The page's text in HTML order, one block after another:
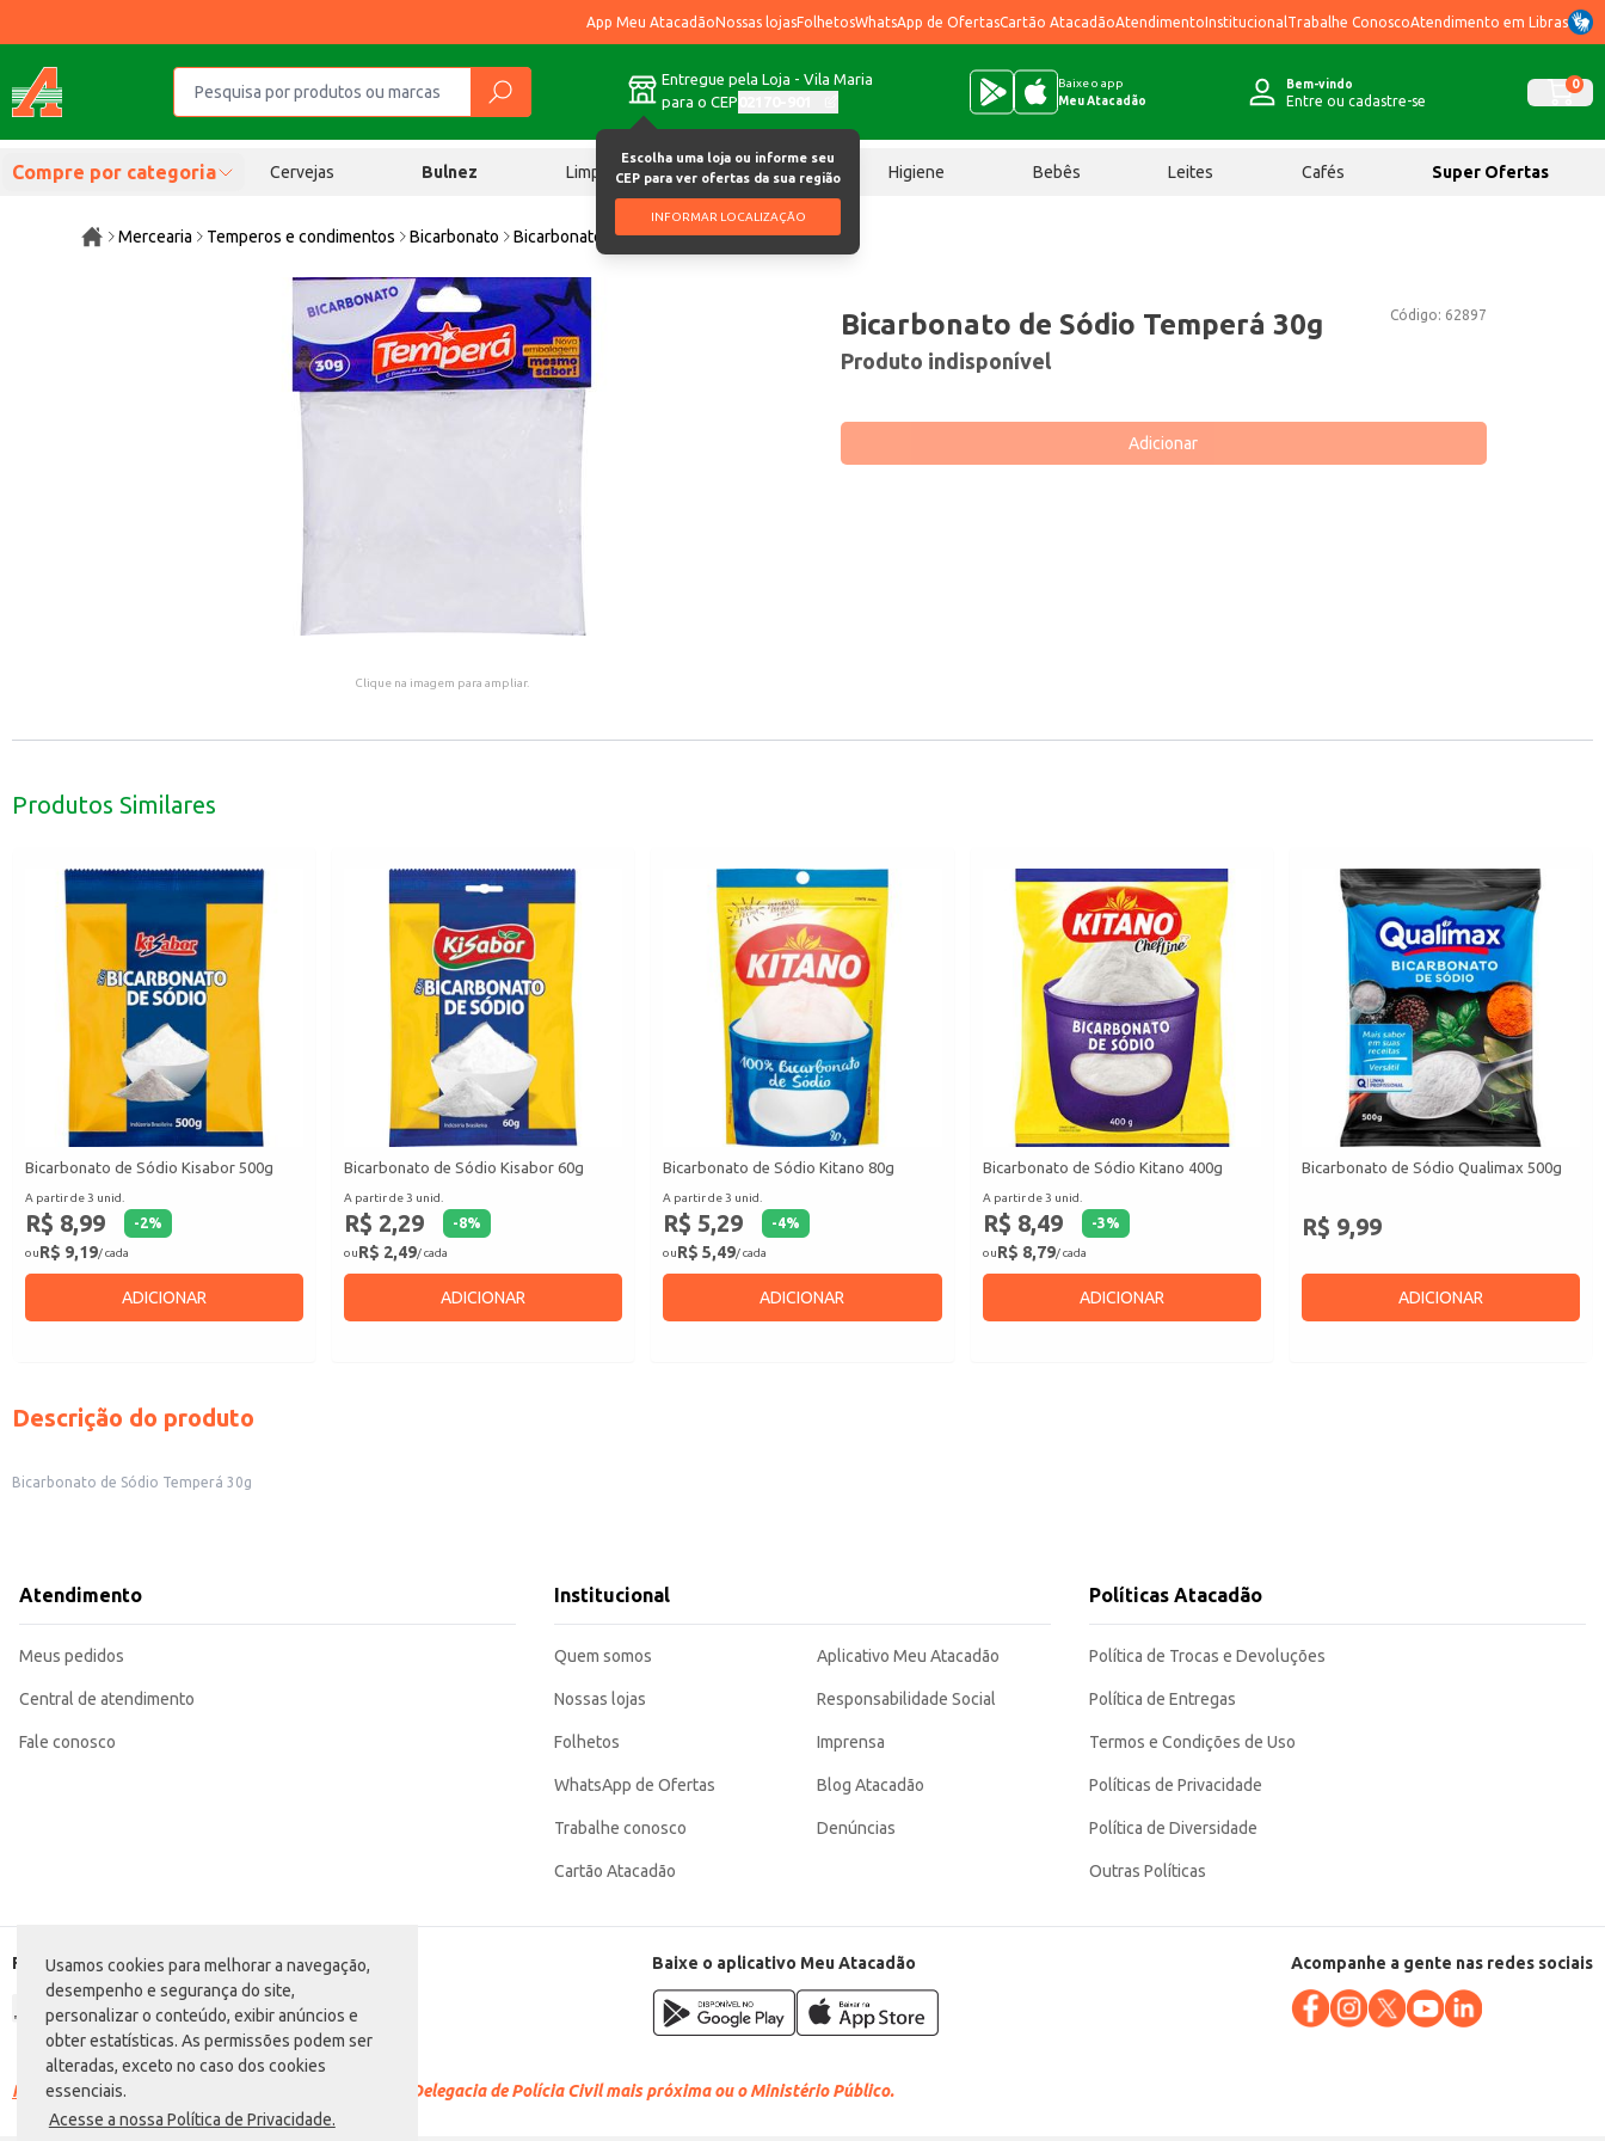
Usamos cookies para melhorar a navegação,
desempenho e segurança do site,
personalizar o conteúdo, exibir anúncios e
obter estatísticas. As permissões podem ser
alteradas, exceto no caso dos cookies
essenciais.
Acesse a nossa Política de Privacidade.
App Meu AtacadãoNossas lojasFolhetosWhatsApp de OfertasCartão AtacadãoAtendimentoInstitucional Trabalhe ConoscoAtendimento em Libras
Entregue pela Loja - Vila Maria
para o CEP
Escolha uma loja ou informe seu
CEP para ver ofertas da sua região
INFORMAR LOCALIZAÇÃO
Baixe o app
Meu Atacadão
Bem-vindo
Entre ou cadastre-se
0
Compre por categoria Cervejas Bulnez Limpeza Chocolates Higiene Bebês Leites Cafés Super Ofertas
Mercearia Temperos e condimentos Bicarbonato Bicarbonato de Sódio Temperá 30g
Clique na imagem para ampliar.
Código: 62897
Bicarbonato de Sódio Temperá 30g
Produto indisponível
Adicionar
Produtos Similares
Bicarbonato de Sódio Kisabor 500g
A partir de 3 unid.
R$ 8,99 -2%
ouR$ 9,19/ cada
ADICIONAR
Bicarbonato de Sódio Kisabor 60g
A partir de 3 unid.
R$ 2,29 -8%
ouR$ 2,49/ cada
ADICIONAR
Bicarbonato de Sódio Kitano 80g
A partir de 3 unid.
R$ 5,29 -4%
ouR$ 5,49/ cada
ADICIONAR
Bicarbonato de Sódio Kitano 400g
A partir de 3 unid.
R$ 8,49 -3%
ouR$ 8,79/ cada
ADICIONAR
Bicarbonato de Sódio Qualimax 500g
R$ 9,99
ADICIONAR
Descrição do produto
Bicarbonato de Sódio Temperá 30g
Atendimento
Meus pedidos
Central de atendimento
Fale conosco
Institucional
Quem somos
Nossas lojas
Folhetos
WhatsApp de Ofertas
Trabalhe conosco
Cartão Atacadão
Aplicativo Meu Atacadão
Responsabilidade Social
Imprensa
Blog Atacadão
Denúncias
Políticas Atacadão
Política de Trocas e Devoluções
Política de Entregas
Termos e Condições de Uso
Políticas de Privacidade
Política de Diversidade
Outras Políticas
Formas de pagamento Baixe o aplicativo Meu Atacadão Acompanhe a gente nas redes sociais
Racismo é crime. Denuncie. Disque 100 ou procure a Delegacia de Polícia Civil mais próxima ou o Ministério Público.